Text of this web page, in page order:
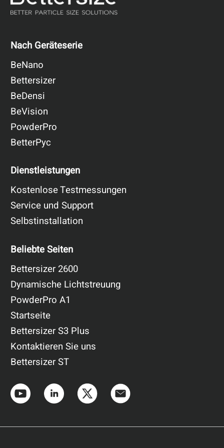
Nach Geräteserie
BeNano
Bettersizer
BeDensi
BeVision
PowderPro
BetterPyc
Dienstleistungen
Kostenlose Testmessungen
Service und Support
Selbstinstallation
Beliebte Seiten
Bettersizer 2600
Dynamische Lichtstreuung
PowderPro A1
Startseite
Bettersizer S3 Plus
Kontaktieren Sie uns
Bettersizer ST